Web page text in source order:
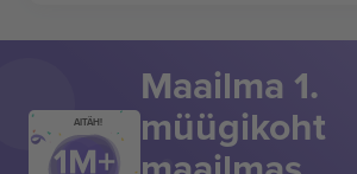
AITÄH!
Maailma 1.
müügikoht